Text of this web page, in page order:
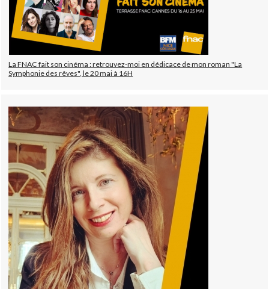
La FNAC fait son cinéma : retrouvez-moi en dédicace de mon roman "La
Symphonie des rêves", le 20 mai à 16H